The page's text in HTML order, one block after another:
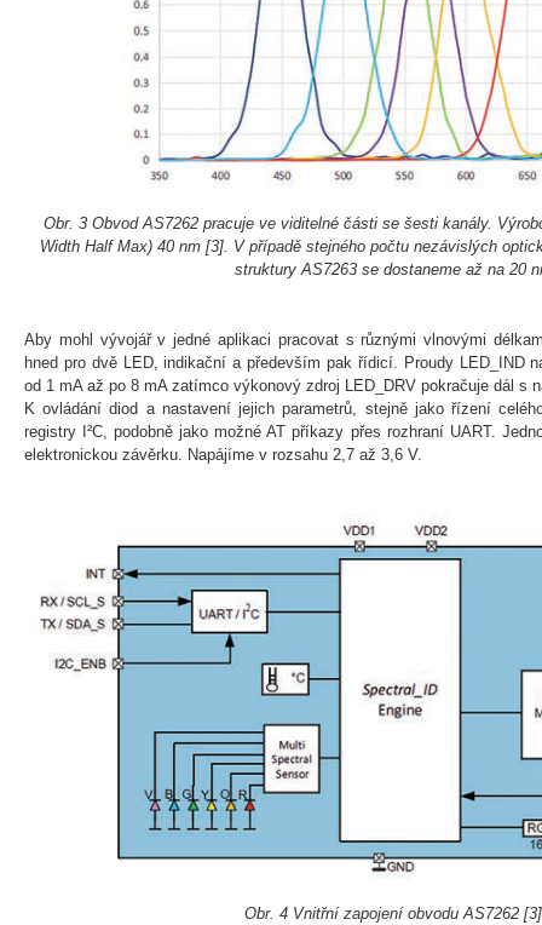
Obr. 3 Obvod AS7262 pracuje ve viditelné části se šesti kanály.
Width Half Max) 40 nm [3]. V případě stejného počtu nezávislých
struktury AS7263 se dostaneme až na 20
Aby mohl vývojář v jedné aplikaci pracovat s různými vlnovými
hned pro dvě LED, indikační a především pak řídicí. Proudy LED_IND
od 1 mA až po 8 mA zatímco výkonový zdroj LED_DRV pokračuje dál s
K ovládání diod a nastavení jejich parametrů, stejně jako řízení
registry I²C, podobně jako možné AT příkazy přes rozhraní UART.
elektronickou závěrku. Napájíme v rozsahu 2,7 až 3,6 V.
Obr. 4 Vnitřní zapojení obvodu AS7262 [3]